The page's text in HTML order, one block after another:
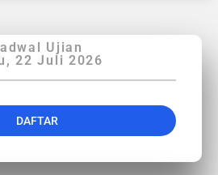
Ujian
22 Juli 2026
DAFTAR